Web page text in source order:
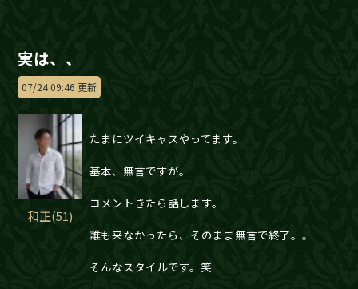
実は、、
07/24 09:46 更新
和正(51)
たまにツイキャスやってます。
基本、無言ですが。
コメントきたら話します。
誰も来なかったら、そのまま無言で終了。。
そんなスタイルです。笑